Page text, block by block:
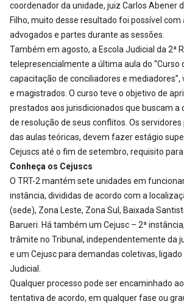
coordenador da unidade, juiz Carlos Abener
Filho, muito desse resultado foi possível com
advogados e partes durante as sessões.
Também em agosto, a Escola Judicial da 2ª
telepresencialmente a última aula do “Curso
capacitação de conciliadores e mediadores”,
e magistrados. O curso teve o objetivo de
prestados aos jurisdicionados que buscam a
de resolução de seus conflitos. Os
das aulas teóricas, devem fazer estágio
Cejuscs até o fim de setembro, requisito
Conheça os Cejuscs
O TRT-2 mantém sete unidades em
instância, divididas de acordo com a
(sede), Zona Leste, Zona Sul, Baixada
Barueri. Há também um Cejusc – 2ª
trâmite no Tribunal, independentemente da
e um Cejusc para demandas coletivas,
Judicial.
Qualquer processo pode ser encaminhado
tentativa de acordo, em qualquer fase ou